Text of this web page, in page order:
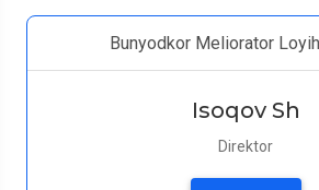
Bunyodkor Meliorator
Isoqov Sh
Direktor